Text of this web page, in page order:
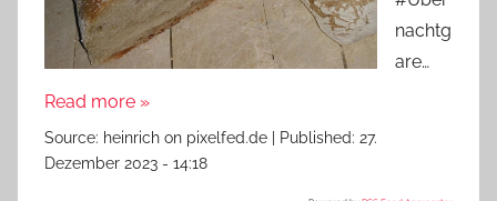
nachtg
are…
Read more »
Source: heinrich on pixelfed.de Published: 27.
Dezember 2023 - 14:18